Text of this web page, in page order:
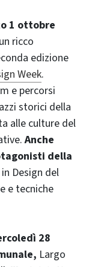
ricco
edizione
Week.
e percorsi
storici della
alle culture del
Anche
della
Design del
e tecniche
28
Largo